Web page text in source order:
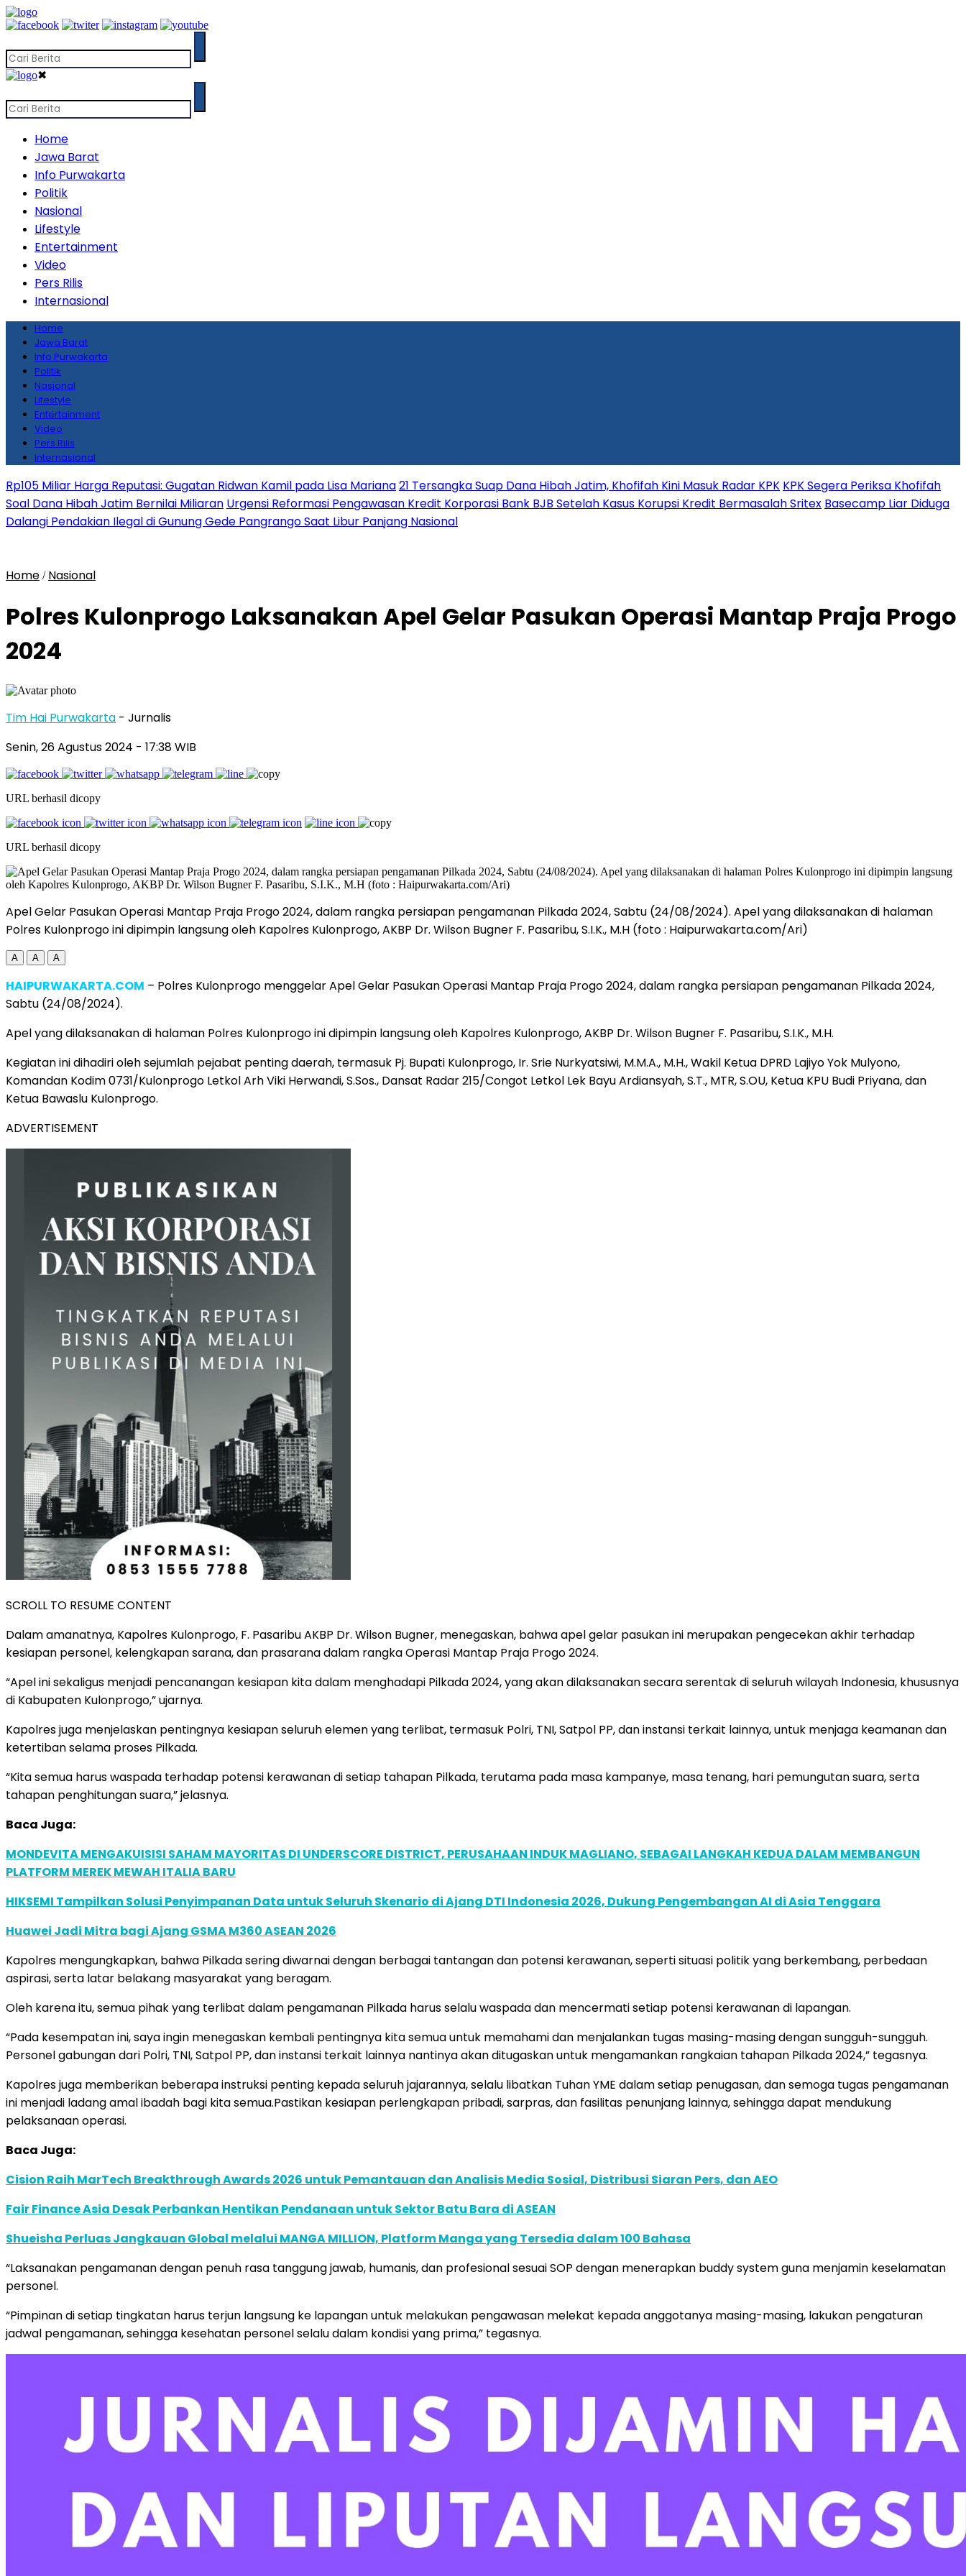
✖
Home
Jawa Barat
Info Purwakarta
Politik
Nasional
Lifestyle
Entertainment
Video
Pers Rilis
Internasional
Home
Jawa Barat
Info Purwakarta
Politik
Nasional
Lifestyle
Entertainment
Video
Pers Rilis
Internasional
Rp105 Miliar Harga Reputasi: Gugatan Ridwan Kamil pada Lisa Mariana21 Tersangka Suap Dana Hibah Jatim, Khofifah Kini Masuk Radar KPK KPK Segera Periksa Khofifah
Soal Dana Hibah Jatim Bernilai Miliaran Urgensi Reformasi Pengawasan Kredit Korporasi Bank BJB Setelah Kasus Korupsi Kredit Bermasalah Sritex Basecamp Liar Diduga
Dalangi Pendakian Ilegal di Gunung Gede Pangrango Saat Libur Panjang Nasional
Home / Nasional
Polres Kulonprogo Laksanakan Apel Gelar Pasukan Operasi Mantap Praja Progo
2024
Tim Hai Purwakarta - Jurnalis
Senin, 26 Agustus 2024 - 17:38 WIB
URL berhasil dicopy
URL berhasil dicopy
Apel Gelar Pasukan Operasi Mantap Praja Progo 2024, dalam rangka persiapan pengamanan Pilkada 2024, Sabtu (24/08/2024). Apel yang dilaksanakan di halaman
Polres Kulonprogo ini dipimpin langsung oleh Kapolres Kulonprogo, AKBP Dr. Wilson Bugner F. Pasaribu, S.I.K., M.H (foto : Haipurwakarta.com/Ari)
A A A
HAIPURWAKARTA.COM – Polres Kulonprogo menggelar Apel Gelar Pasukan Operasi Mantap Praja Progo 2024, dalam rangka persiapan pengamanan Pilkada 2024,
Sabtu (24/08/2024).
Apel yang dilaksanakan di halaman Polres Kulonprogo ini dipimpin langsung oleh Kapolres Kulonprogo, AKBP Dr. Wilson Bugner F. Pasaribu, S.I.K., M.H.
Kegiatan ini dihadiri oleh sejumlah pejabat penting daerah, termasuk Pj. Bupati Kulonprogo, Ir. Srie Nurkyatsiwi, M.M.A., M.H., Wakil Ketua DPRD Lajiyo Yok Mulyono,
Komandan Kodim 0731/Kulonprogo Letkol Arh Viki Herwandi, S.Sos., Dansat Radar 215/Congot Letkol Lek Bayu Ardiansyah, S.T., MTR, S.OU, Ketua KPU Budi Priyana, dan
Ketua Bawaslu Kulonprogo.
ADVERTISEMENT
SCROLL TO RESUME CONTENT
Dalam amanatnya, Kapolres Kulonprogo, F. Pasaribu AKBP Dr. Wilson Bugner, menegaskan, bahwa apel gelar pasukan ini merupakan pengecekan akhir terhadap
kesiapan personel, kelengkapan sarana, dan prasarana dalam rangka Operasi Mantap Praja Progo 2024.
“Apel ini sekaligus menjadi pencanangan kesiapan kita dalam menghadapi Pilkada 2024, yang akan dilaksanakan secara serentak di seluruh wilayah Indonesia, khususnya
di Kabupaten Kulonprogo,” ujarnya.
Kapolres juga menjelaskan pentingnya kesiapan seluruh elemen yang terlibat, termasuk Polri, TNI, Satpol PP, dan instansi terkait lainnya, untuk menjaga keamanan dan
ketertiban selama proses Pilkada.
“Kita semua harus waspada terhadap potensi kerawanan di setiap tahapan Pilkada, terutama pada masa kampanye, masa tenang, hari pemungutan suara, serta
tahapan penghitungan suara,” jelasnya.
Baca Juga:
MONDEVITA MENGAKUISISI SAHAM MAYORITAS DI UNDERSCORE DISTRICT, PERUSAHAAN INDUK MAGLIANO, SEBAGAI LANGKAH KEDUA DALAM MEMBANGUN
PLATFORM MEREK MEWAH ITALIA BARU
HIKSEMI Tampilkan Solusi Penyimpanan Data untuk Seluruh Skenario di Ajang DTI Indonesia 2026, Dukung Pengembangan AI di Asia Tenggara
Huawei Jadi Mitra bagi Ajang GSMA M360 ASEAN 2026
Kapolres mengungkapkan, bahwa Pilkada sering diwarnai dengan berbagai tantangan dan potensi kerawanan, seperti situasi politik yang berkembang, perbedaan
aspirasi, serta latar belakang masyarakat yang beragam.
Oleh karena itu, semua pihak yang terlibat dalam pengamanan Pilkada harus selalu waspada dan mencermati setiap potensi kerawanan di lapangan.
“Pada kesempatan ini, saya ingin menegaskan kembali pentingnya kita semua untuk memahami dan menjalankan tugas masing-masing dengan sungguh-sungguh.
Personel gabungan dari Polri, TNI, Satpol PP, dan instansi terkait lainnya nantinya akan ditugaskan untuk mengamankan rangkaian tahapan Pilkada 2024,” tegasnya.
Kapolres juga memberikan beberapa instruksi penting kepada seluruh jajarannya, selalu libatkan Tuhan YME dalam setiap penugasan, dan semoga tugas pengamanan
ini menjadi ladang amal ibadah bagi kita semua.Pastikan kesiapan perlengkapan pribadi, sarpras, dan fasilitas penunjang lainnya, sehingga dapat mendukung
pelaksanaan operasi.
Baca Juga:
Cision Raih MarTech Breakthrough Awards 2026 untuk Pemantauan dan Analisis Media Sosial, Distribusi Siaran Pers, dan AEO
Fair Finance Asia Desak Perbankan Hentikan Pendanaan untuk Sektor Batu Bara di ASEAN
Shueisha Perluas Jangkauan Global melalui MANGA MILLION, Platform Manga yang Tersedia dalam 100 Bahasa
“Laksanakan pengamanan dengan penuh rasa tanggung jawab, humanis, dan profesional sesuai SOP dengan menerapkan buddy system guna menjamin keselamatan
personel.
“Pimpinan di setiap tingkatan harus terjun langsung ke lapangan untuk melakukan pengawasan melekat kepada anggotanya masing-masing, lakukan pengaturan
jadwal pengamanan, sehingga kesehatan personel selalu dalam kondisi yang prima,” tegasnya.